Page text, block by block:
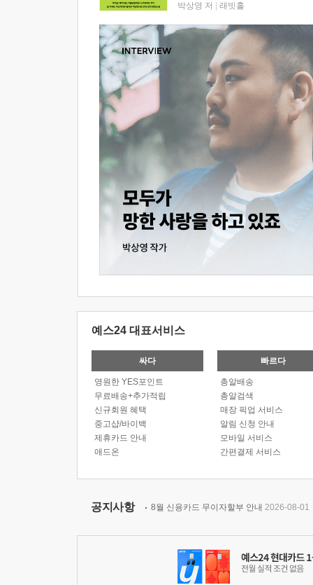
박상영 저 래빗홀
예스24 대표서비스
싸다
영원한 YES포인트
무료배송+추가적립
신규회원 혜택
중고샵/바이백
제휴카드 안내
애드온
빠르다
총알배송
총알검색
매장 픽업 서비스
알림 신청 안내
모바일 서비스
간편결제 서비스
공지사항 8월 신용카드 무이자할부 안내 2026-08-01